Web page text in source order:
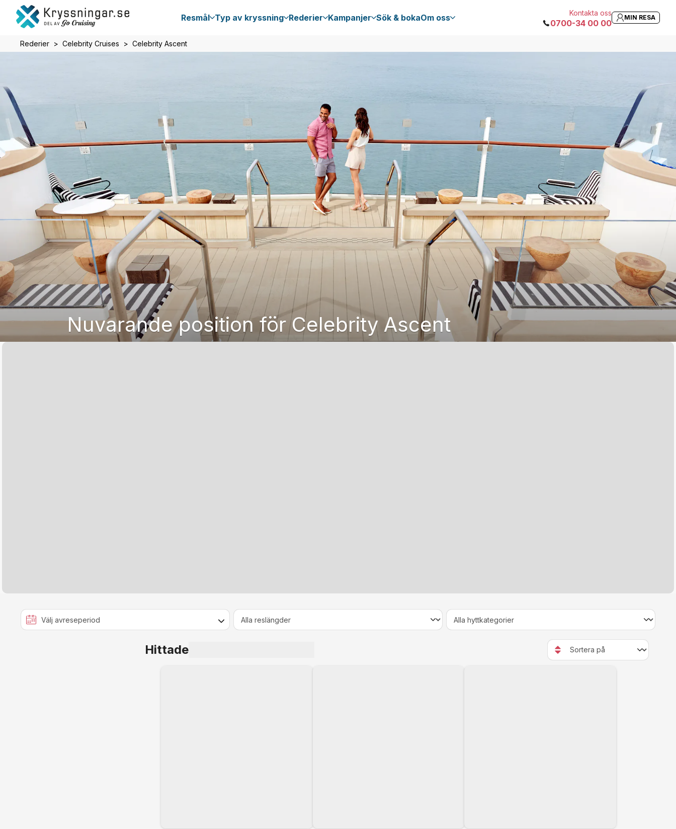
Resmål Typ av kryssning Rederier Kampanjer Sök & bokaOm oss Kontakta oss
0700-34 00 00
MIN RESA
Rederier Celebrity Cruises Celebrity Ascent
Nuvarande position för Celebrity Ascent
Hittade